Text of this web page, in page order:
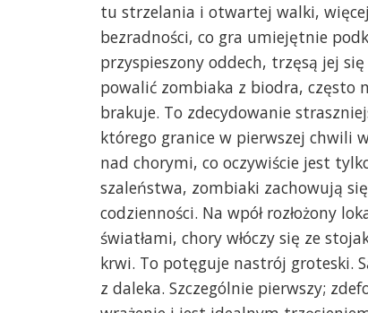
tu strzelania i otwartej walki,
bezradności, co gra umiejętnie
przyspieszony oddech, trzęsą jej
powalić zombiaka z biodra, często
brakuje. To zdecydowanie
którego granice w pierwszej chwili
nad chorymi, co oczywiście jest
szaleństwa, zombiaki zachowują
codzienności. Na wpół rozłożony
światłami, chory włóczy się ze
krwi. To potęguje nastrój groteski.
z daleka. Szczególnie pierwszy;